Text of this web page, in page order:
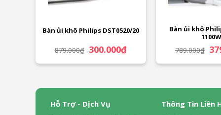
Bàn ủi khô Philips DST0520/20
879.000₫ Giá
gốc
là:
879.000₫.
300.000₫Giá
tại
là:
Bàn ủi khô
1100W
789.000₫ Giá
gốc
là:
Hỗ Trợ - Dịch Vụ Thông Tin Liên